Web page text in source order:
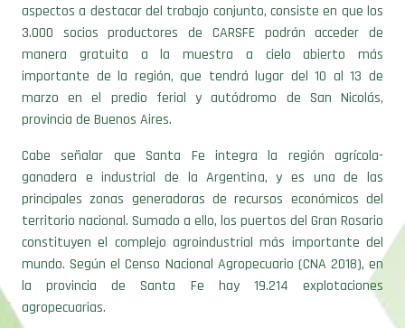
aspectos a destacar del trabajo conjunto, consiste en que los
3.000 socios productores de CARSFE podrán acceder de
manera gratuita a la muestra a cielo abierto más
importante de la región, que tendrá lugar del 10 al 13 de
marzo en el predio ferial y autódromo de San Nicolás,
provincia de Buenos Aires.
Cabe señalar que Santa Fe integra la región agrícola-
ganadera e industrial de la Argentina, y es una de las
principales zonas generadoras de recursos económicos del
territorio nacional. Sumado a ello, los puertos del Gran Rosario
constituyen el complejo agroindustrial más importante del
mundo. Según el Censo Nacional Agropecuario (CNA 2018), en
la provincia de Santa Fe hay 19.214 explotaciones
agropecuarias.